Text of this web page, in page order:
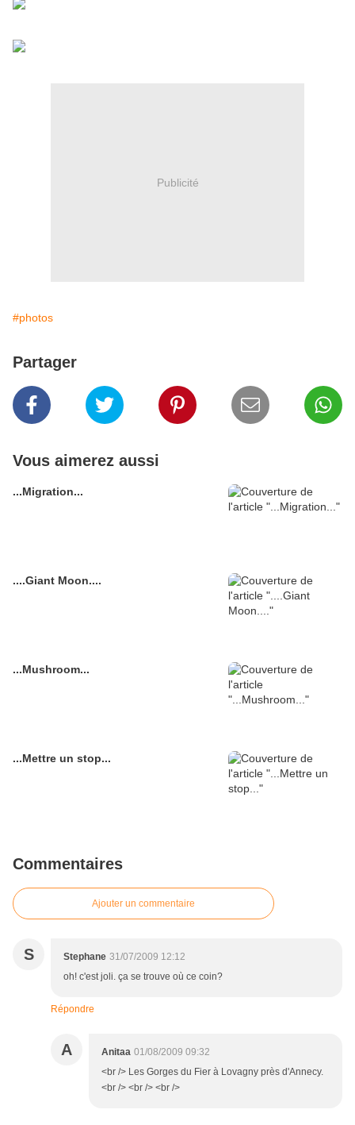
Publicité
#photos
Partager
Vous aimerez aussi
...Migration...
....Giant Moon....
...Mushroom...
...Mettre un stop...
Commentaires
Ajouter un commentaire
S Stephane 31/07/2009 12:12
oh! c'est joli. ça se trouve où ce coin?
Répondre
A Anitaa 01/08/2009 09:32
<br /> Les Gorges du Fier à Lovagny près d'Annecy.
<br /> <br /> <br />